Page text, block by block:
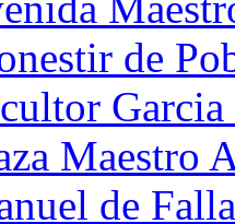
de
Maestro
de